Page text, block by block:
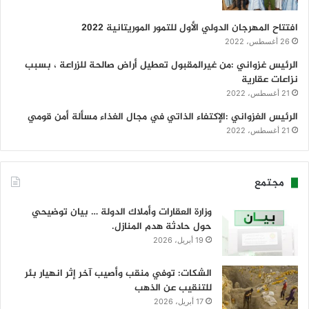
افتتاح المهرجان الدولي الأول للتمور الموريتانية 2022
26 أغسطس، 2022
الرئيس غزواني :من غيرالمقبول تعطيل أراض صالحة للزراعة ، بسبب
نزاعات عقارية
21 أغسطس، 2022
الرئيس الغزواني :الإكتفاء الذاتي في مجال الغذاء مسألة أمن قومي
21 أغسطس، 2022
مجتمع
وزارة العقارات وأملاك الدولة … بيان توضيحي
حول حادثة هدم المنازل.
19 أبريل، 2026
الشكات: توفي منقب وأصيب آخر إثر انهيار بئر
للتنقيب عن الذهب
17 أبريل، 2026